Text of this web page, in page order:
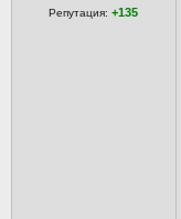
Репутация:+135